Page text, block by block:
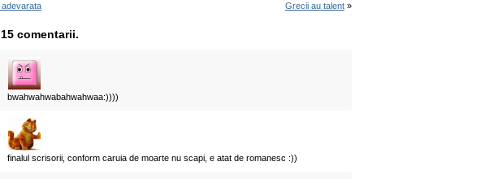
Grecii au talent »
comentarii.
bwahwahwabahwahwaa:))))
finalul scrisorii, conform caruia de moarte nu scapi, e atat de romanesc :))